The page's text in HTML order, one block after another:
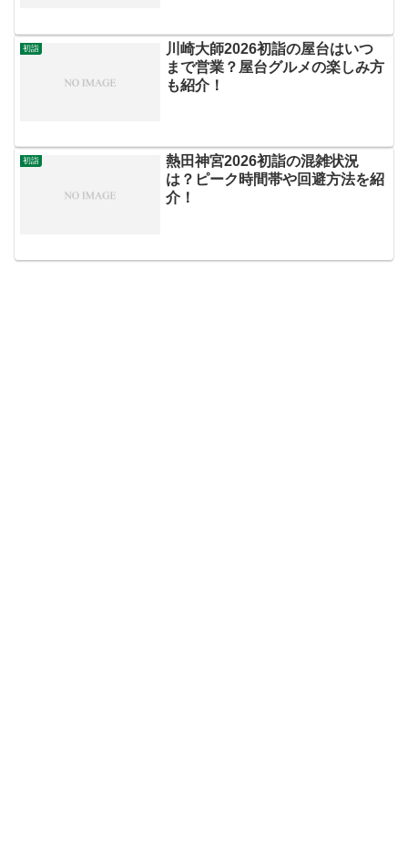
初詣
川崎大師2026初詣の屋台はいつ
まで営業？屋台グルメの楽しみ方
も紹介！
初詣
熱田神宮2026初詣の混雑状況
は？ピーク時間帯や回避方法を紹
介！